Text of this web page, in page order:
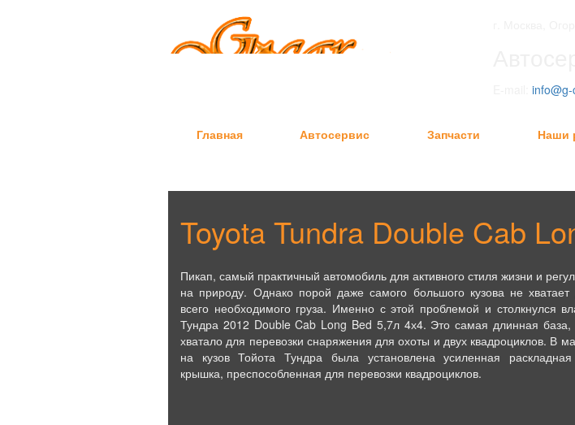
Главная Автосервис Запчасти Наши
Toyota Tundra Double Cab
Пикап, самый практичный автомобиль для активного стиля жизни и
на природу. Однако порой даже самого большого кузова не хватает
всего необходимого груза. Именно с этой проблемой и столкнулся
Тундра 2012 Double Cab Long Bed 5,7л 4х4. Это самая длинная
хватало для перевозки снаряжения для охоты и двух квадроциклов. В
на кузов Тойота Тундра была установлена усиленная
крышка, преспособленная для перевозки квадроциклов.